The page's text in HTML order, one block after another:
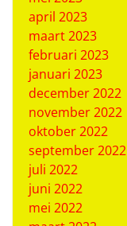
april 2023
maart 2023
februari 2023
januari 2023
december 2022
november 2022
oktober 2022
september 2022
juli 2022
juni 2022
mei 2022